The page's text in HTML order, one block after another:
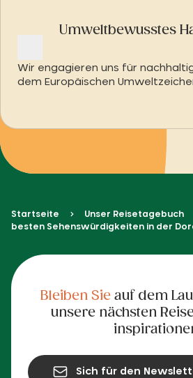
Umweltbewusstes
Wir engagieren uns für
dem Europäischen
Startseite Unser Reisetagebuch
besten Sehenswürdigkeiten in der
Bleiben Sieauf dem
unsere nächsten
Sich für den